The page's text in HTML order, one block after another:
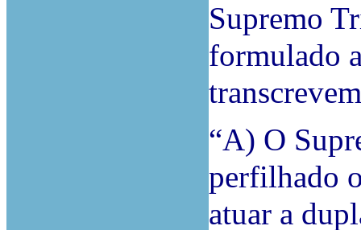
Supremo
formulado
“A) O
perfilhado
atuar a